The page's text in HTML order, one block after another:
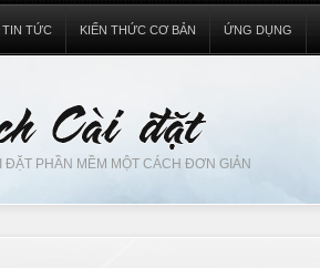
ĐẶT PHẦN MỀM MỘT CÁCH ĐƠN GIẢN
TIN TỨC KIẾN THỨC CƠ BẢN ỨNG DỤNG